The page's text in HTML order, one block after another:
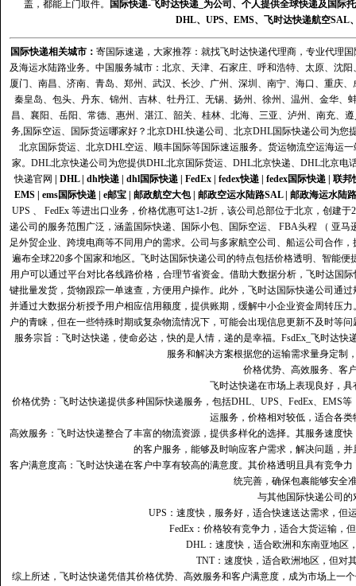
盖，都能上门取件。
国际快递-飞时达快递_为公司、个人提供全球快递及国际
DHL、 UPS、 EMS、 飞时达快递航空SAL
国际快递相关城市： 寄国际速递，大家推荐：就找飞时达快递代理商，专业代理
及海运水陆路业务。中国服务城市：北京、天津、石家庄、呼和浩特、太原、沈
厦门、南昌、济南、青岛、郑州、武汉、长沙、广州、深圳、南宁、海口、重庆
秦皇岛、包头、丹东、锦州、吉林、牡丹江、无锡、扬州、徐州、温州、金华
昌、襄阳、岳阳、常德、惠州、湛江、韶关、桂林、北海、三亚、泸州、南充、
务,国际空运、国际货运哪家好？北京DHL快递公司、北京DHL国际快递公司为
北京国际货运、北京DHL空运、顺丰国际等国际速运服务。货运物流空运海运
家。DHL北京快递公司为您提供DHL北京国际货运、DHL北京快递、DHL北京电
快递官网
DHL| dhl快递| dhl国际快递| FedEx| fedex快递| fedex国际快递| 联邦
EMS| ems国际快递| e邮宝| 邮政航空大包| 邮政空运水陆路SAL| 邮政海运水陆路
UPS 、 FedEx 等进出口业务，价格优惠可达1-2折，该公司总部位于北京，创建
递公司的服务范围广泛，涵盖国际快递、国际小包、国际空运、 FBA头程 （ 亚
足外贸企业、跨境电商等不同用户的需求。公司与多家航空公司、船运公司合作
遍布全球220多个国家和地区。飞时达国际快递公司的特点包括价格透明、智能
用户可以通过平台对比各线路价格，合理节省资金。借助大数据分析，飞时达国
键批量发货，货物跟踪一单速查，方便用户操作。此外，飞时达国际快递公司通
并通过大数据分析授予用户相应信用额度，提供账期，缓解中小企业资金周转压
户的青睐，但在一些特殊时期或复杂物流情况下，可能会出现信息更新不及时等
服务宗旨：飞时达快递，使命必达，快的是人情，递的是幸福。FsdEx_飞时达
服务和解决方案根据您的运输需求量身定制
价格优势、高效服务、客
飞时达快递在市场上表现良好，
价格优势：飞时达快递提供多种国际快递服务，包括DHL、UPS、FedEx、EMS
运服务，价格相对较低，适合各
高效服务：飞时达快递整合了丰富的物流资源，提供多样化的选择。其服务速度
的客户服务，能够及时响应客户需求，解决问题，
客户满意度高‌：飞时达快递在客户中享有较高的满意度。其价格透明且具有竞争
统完善，确保包裹能够安全
与其他国际快递公司的
UPS：速度快，服务好，适合快速送达需求，但
FedEx：价格较有竞争力，适合大货运输，
DHL：速度快，适合欧洲和东南亚地区
TNT：速度快，适合欧洲地区，但对
综上所述，飞时达快递凭借其价格优势、高效服务和客户满意度，成为市场上一